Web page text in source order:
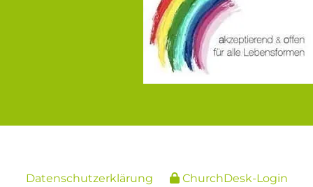
Datenschutzerklärung ChurchDesk-Login